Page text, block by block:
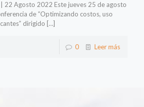
22 Agosto 2022 Este jueves 25 de agosto
de “Optimizando costos, uso
dirigido […]
0 Leer más